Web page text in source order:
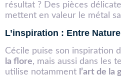
résultat ? Des pièces
mettent en valeur le métal
L’inspiration : Entre
Cécile puise son inspiration
la flore, mais aussi dans les
utilise notamment l’art de la